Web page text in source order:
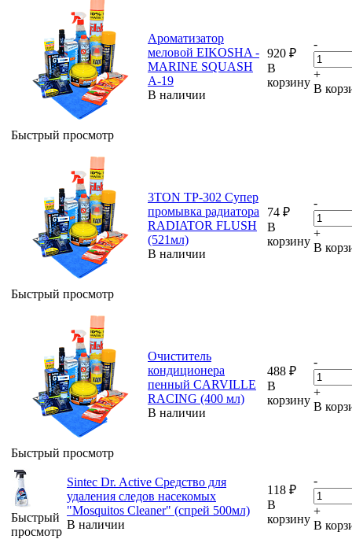
Быстрый просмотр
Ароматизатор
меловой EIKOSHA -
MARINE SQUASH
А-19
В наличии
920 ₽
В
корзину
-
+
В
Быстрый просмотр
3TON TP-302 Супер
промывка радиатора
RADIATOR FLUSH
(521мл)
В наличии
74 ₽
В
корзину
-
+
В
Быстрый просмотр
Очиститель
кондиционера
пенный CARVILLE
RACING (400 мл)
В наличии
488 ₽
В
корзину
-
+
В
Быстрый
просмотр
Sintec Dr. Active Средство для
удаления следов насекомых
"Mosquitos Cleaner" (спрей 500мл)
В наличии
118 ₽
В
корзину
-
+
В